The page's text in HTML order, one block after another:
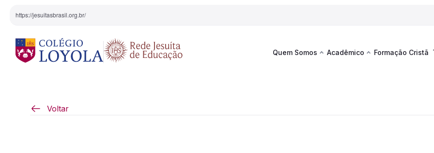
https://jesuitasbrasil.org.br/
Quem Somos Acadêmico Formação Cristã
Voltar